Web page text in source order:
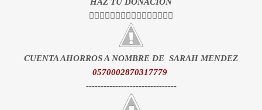
👇🏻👇🏻👇🏻👇🏻👇🏻👇🏻👇🏻👇🏻
CUENTA AHORROS A NOMBRE DE SARAH MENDEZ
0570002870317779
-------------------------------